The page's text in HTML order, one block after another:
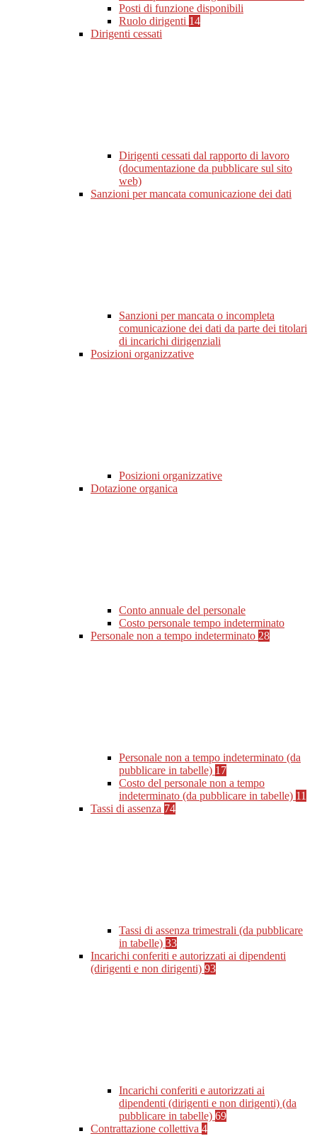
Posti di funzione disponibili
Ruolo dirigenti 14
Dirigenti cessati
Dirigenti cessati dal rapporto di lavoro
(documentazione da pubblicare sul sito
web)
Sanzioni per mancata comunicazione dei dati
Sanzioni per mancata o incompleta
comunicazione dei dati da parte dei titolari
di incarichi dirigenziali
Posizioni organizzative
Posizioni organizzative
Dotazione organica
Conto annuale del personale
Costo personale tempo indeterminato
Personale non a tempo indeterminato 28
Personale non a tempo indeterminato (da
pubblicare in tabelle) 17
Costo del personale non a tempo
indeterminato (da pubblicare in tabelle) 11
Tassi di assenza 74
Tassi di assenza trimestrali (da pubblicare
in tabelle) 33
Incarichi conferiti e autorizzati ai dipendenti
(dirigenti e non dirigenti) 93
Incarichi conferiti e autorizzati ai
dipendenti (dirigenti e non dirigenti) (da
pubblicare in tabelle) 69
Contrattazione collettiva 4